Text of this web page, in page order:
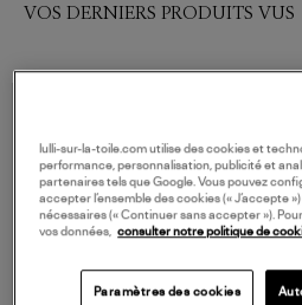
VOS DERNIERS PRODUITS VUS
lulli-sur-la-toile.com utilise des cookies et
performance, personnalisation, publicité et
partenaires tels que Google. Vous pouvez
accepter l’ensemble des cookies (« J’accepte
nécessaires (« Continuer sans accepter »).
vos données,
consulter notre politique de
Paramètres des cookies